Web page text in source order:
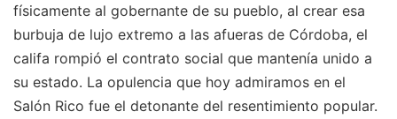
físicamente al gobernante de su pueblo, al crear esa
burbuja de lujo extremo a las afueras de Córdoba, el
califa rompió el contrato social que mantenía unido a
su estado. La opulencia que hoy admiramos en el
Salón Rico fue el detonante del resentimiento popular.